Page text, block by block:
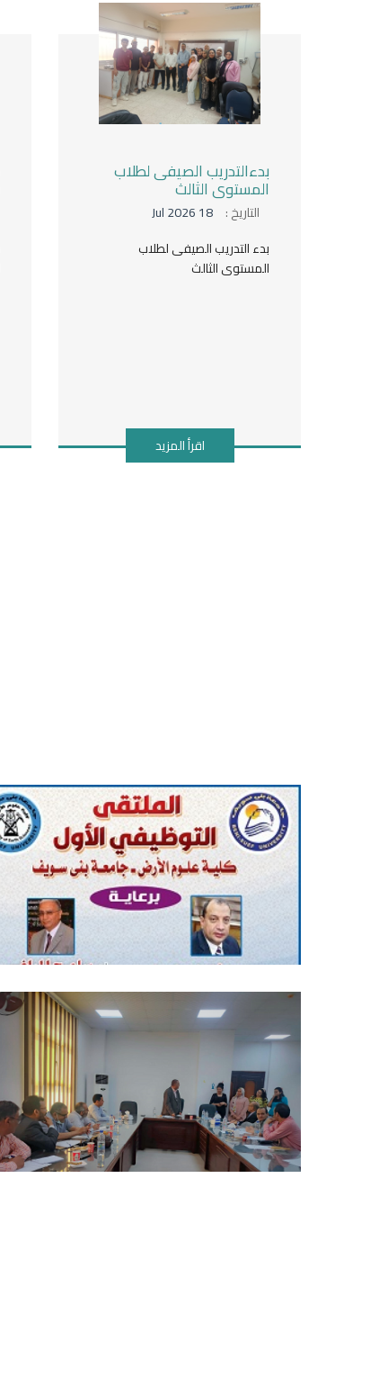
بدءالتدريب الصيفى لطلاب
المستوى الثالث
التاريخ : 18 Jul 2026
بدء التدريب الصيفى لطلاب
المستوى الثالث
اقرأ المزيد